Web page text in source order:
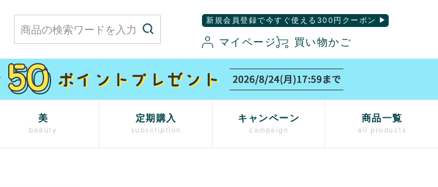
新規会員登録で今すぐ使える300円クーポン
マイページ 買い物かご
美
beauty
定期購入
subscription
キャンペーン
campaign
商品一覧
all products